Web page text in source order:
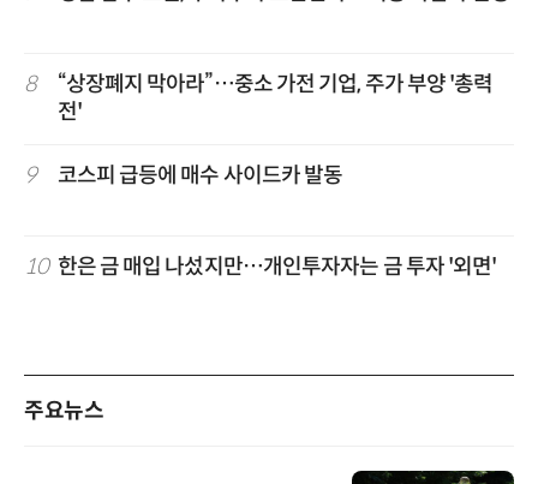
8
“상장폐지 막아라”…중소 가전 기업, 주가 부양 '총력
전'
9 코스피 급등에 매수 사이드카 발동
10 한은 금 매입 나섰지만…개인투자자는 금 투자 '외면'
주요뉴스